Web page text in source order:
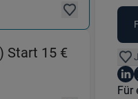
Start 15 € (Logistik
Auf
Einleitung
Für